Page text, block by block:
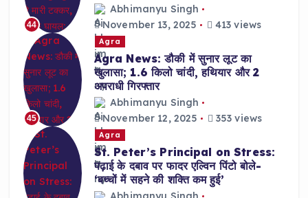
44
Abhimanyu Singh
November 13, 2025
413 views
45
Agra
Agra News: डौकी में सुनार लूट का
खुलासा; 1.6 किलो चांदी, हथियार और 2
अपराधी गिरफ्तार
Abhimanyu Singh
November 12, 2025
353 views
Agra
St. Peter’s Principal on Stress:
पढ़ाई के दबाव पर फादर एल्विन पिंटो बोले-
‘बच्चों में सहने की शक्ति कम हुई’